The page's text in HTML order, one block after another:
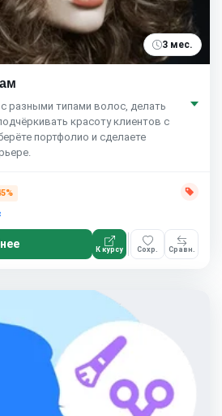
3 мес.
разными типами волос, делать
красоту клиентов с
портфолио и сделаете
К курсу Сохр. Сравн.